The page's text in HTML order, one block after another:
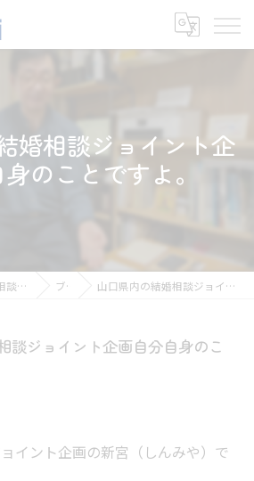
婚相談ジョイント企
のことですよ。
山口県宇部市の結婚相談所なら有限会社ジョイント企画 ブログ 山口県内の結婚相談ジョイント企画自分自身のことですよ。
談ジョイント企画自分自身のこ
イント企画の新宮（しんみや）で